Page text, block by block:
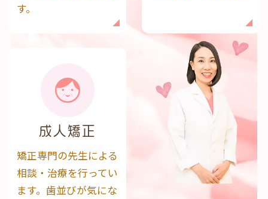
す。
成人矯正
矯正専門の先生による
相談・治療を行ってい
ます。歯並びが気にな